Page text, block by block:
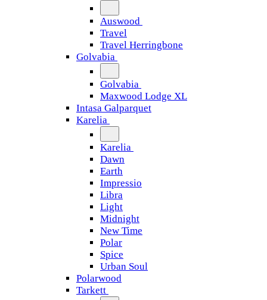
Auswood
Travel
Travel Herringbone
Golvabia
Golvabia
Maxwood Lodge XL
Intasa Galparquet
Karelia
Karelia
Dawn
Earth
Impressio
Libra
Light
Midnight
New Time
Polar
Spice
Urban Soul
Polarwood
Tarkett